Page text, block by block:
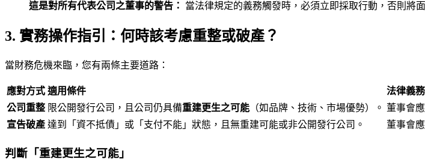
這是對所有代表公司之董事的警告： 當法律規定的義務觸發時，必須立即採取行動，否則將
3. 實務操作指引：何時該考慮重整或破產？
當財務危機來臨，您有兩條主要道路：
應對方式 適用條件
法律義務
公司重整 限公開發行公司，且公司仍具備重建更生之可能 （如品牌、技術、市場優勢）。 董事會
宣告破產 達到「資不抵債」或「支付不能」狀態，且無重建可能或非公開發行公司。 董事會
判斷「重建更生之可能」